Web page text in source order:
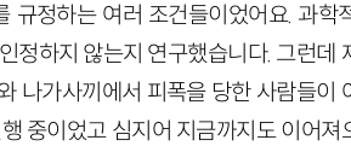
규정하는 여러 조건들이었어요. 과학
정하지 않는지 연구했습니다. 그런데
나가사끼에서 피폭을 당한 사람들이
중이었고 심지어 지금까지도 이어져